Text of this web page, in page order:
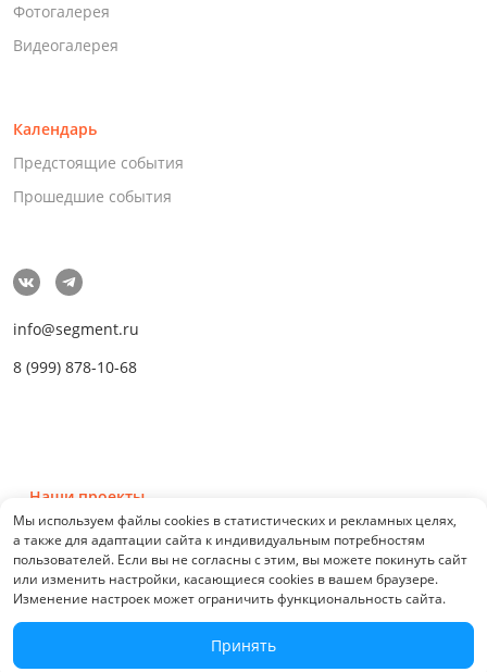
Фотогалерея
Видеогалерея
Календарь
Предстоящие события
Прошедшие события
info@segment.ru
8 (999) 878-10-68
Наши проекты
© 2026 СЕГМЕНТ. Все права защищены. 0.21076
Мы используем файлы cookies в статистических и рекламных целях,
а также для адаптации сайта к индивидуальным потребностям
пользователей. Если вы не согласны с этим, вы можете покинуть сайт
или изменить настройки, касающиеся cookies в вашем браузере.
Изменение настроек может ограничить функциональность сайта.
Принять